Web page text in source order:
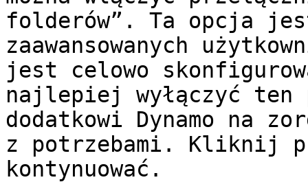
folderów”. Ta opcja
zaawansowanych
jest celowo
najlepiej wyłączyć ten
dodatkowi Dynamo na
z potrzebami. Kliknij
kontynuować.